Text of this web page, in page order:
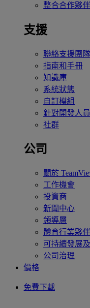
整合合作夥伴
支援
聯絡支援團隊
指南和手冊
知識庫
系統狀態
自訂模組
針對開發人員
社群
公司
關於
工作機會
投資商
新聞中心
領導層
體育行業夥
可持續發展
公司治理
價格
免費下載